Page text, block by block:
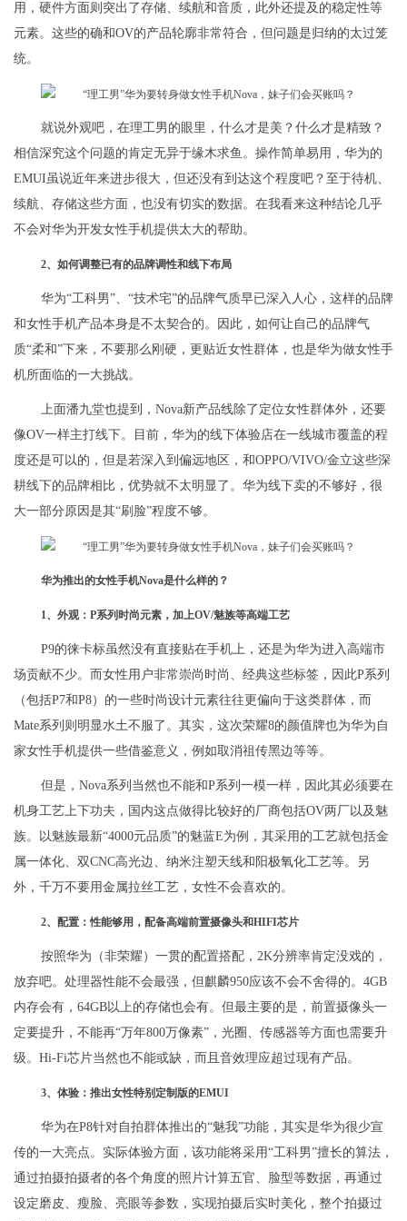
用，硬件方面则突出了存储、续航和音质，此外还提及的稳定性等
元素。这些的确和OV的产品轮廓非常符合，但问题是归纳的太过笼
统。
就说外观吧，在理工男的眼里，什么才是美？什么才是精致？
相信深究这个问题的肯定无异于缘木求鱼。操作简单易用，华为的
EMUI虽说近年来进步很大，但还没有到达这个程度吧？至于待机、
续航、存储这些方面，也没有切实的数据。在我看来这种结论几乎
不会对华为开发女性手机提供太大的帮助。
2、如何调整已有的品牌调性和线下布局
华为“工科男”、“技术宅”的品牌气质早已深入人心，这样的品牌
和女性手机产品本身是不太契合的。因此，如何让自己的品牌气
质“柔和”下来，不要那么刚硬，更贴近女性群体，也是华为做女性手
机所面临的一大挑战。
上面潘九堂也提到，Nova新产品线除了定位女性群体外，还要
像OV一样主打线下。目前，华为的线下体验店在一线城市覆盖的程
度还是可以的，但是若深入到偏远地区，和OPPO/VIVO/金立这些深
耕线下的品牌相比，优势就不太明显了。华为线下卖的不够好，很
大一部分原因是其“刷脸”程度不够。
华为推出的女性手机Nova是什么样的？
1、外观：P系列时尚元素，加上OV/魅族等高端工艺
P9的徕卡标虽然没有直接贴在手机上，还是为华为进入高端市
场贡献不少。而女性用户非常崇尚时尚、经典这些标签，因此P系列
（包括P7和P8）的一些时尚设计元素往往更偏向于这类群体，而
Mate系列则明显水土不服了。其实，这次荣耀8的颜值牌也为华为自
家女性手机提供一些借鉴意义，例如取消祖传黑边等等。
但是，Nova系列当然也不能和P系列一模一样，因此其必须要在
机身工艺上下功夫，国内这点做得比较好的厂商包括OV两厂以及魅
族。以魅族最新“4000元品质”的魅蓝E为例，其采用的工艺就包括金
属一体化、双CNC高光边、纳米注塑天线和阳极氧化工艺等。另
外，千万不要用金属拉丝工艺，女性不会喜欢的。
2、配置：性能够用，配备高端前置摄像头和HIFI芯片
按照华为（非荣耀）一贯的配置搭配，2K分辨率肯定没戏的，
放弃吧。处理器性能不会最强，但麒麟950应该不会不舍得的。4GB
内存会有，64GB以上的存储也会有。但最主要的是，前置摄像头一
定要提升，不能再“万年800万像素”，光圈、传感器等方面也需要升
级。Hi-Fi芯片当然也不能或缺，而且音效理应超过现有产品。
3、体验：推出女性特别定制版的EMUI
华为在P8针对自拍群体推出的“魅我”功能，其实是华为很少宣
传的一大亮点。实际体验方面，该功能将采用“工科男”擅长的算法，
通过拍摄拍摄者的各个角度的照片计算五官、脸型等数据，再通过
设定磨皮、瘦脸、亮眼等参数，实现拍摄后实时美化，整个拍摄过